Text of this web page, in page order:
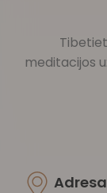
meditacijos